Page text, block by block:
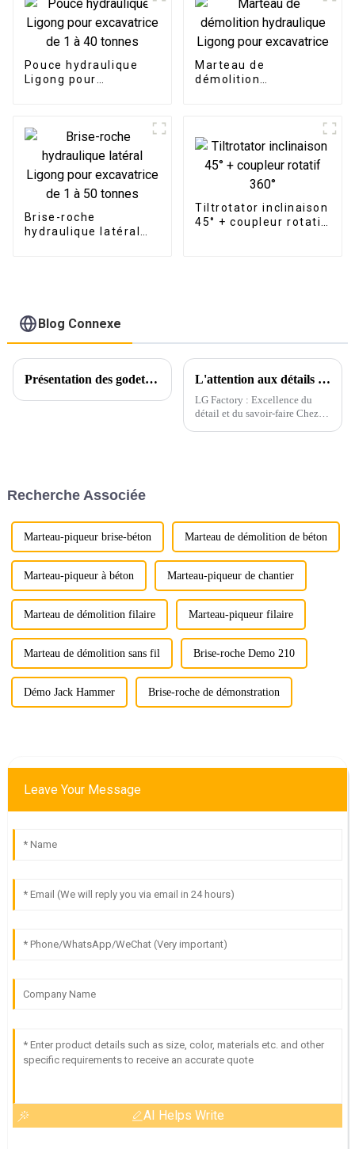
Pouce hydraulique
Ligong pour
Marteau de
démolition
Brise-roche
hydraulique latéral
Tiltrotator inclinaison
45° + coupleur rotatif
Blog Connexe
Présentation des godets d'excavatrice Ligong pour chargeuses-pelleteuses JCB CASE L'attention aux détails commence par l'emballage
LG Factory : Excellence du
détail et du savoir-faire Chez
Recherche Associée
Marteau-piqueur brise-béton Marteau de démolition de béton
Marteau-piqueur à béton Marteau-piqueur de chantier
Marteau de démolition filaire Marteau-piqueur filaire
Marteau de démolition sans fil Brise-roche Demo 210
Démo Jack Hammer Brise-roche de démonstration
Leave Your Message
AI Helps Write